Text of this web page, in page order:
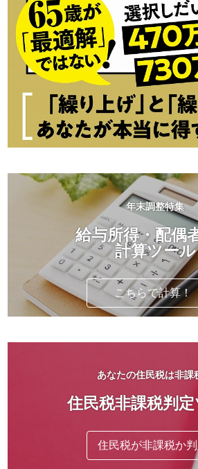
年末調整特集
給与所得・配偶
計算ツール
こちらで計算！
あなたの住民税は非課
住民税非課税判
住民税が非課税か